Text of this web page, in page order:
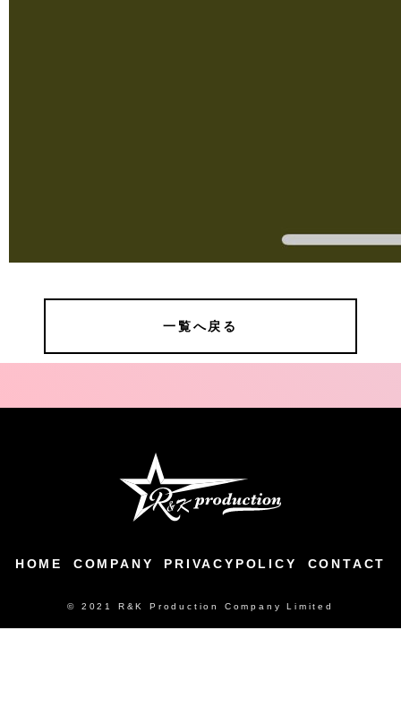
一覧へ戻る
HOME COMPANY PRIVACYPOLICY CONTACT
© 2021 R&K Production Company Limited